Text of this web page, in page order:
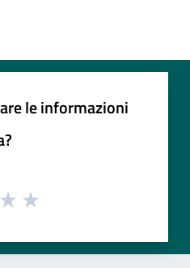
le informazioni